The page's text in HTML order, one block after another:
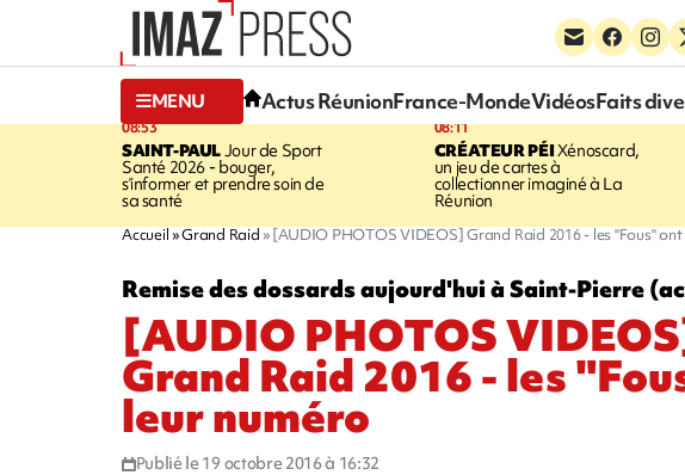
MENU Actus RéunionFrance-MondeVidéosFaits
08:53
SAINT-PAULJour de Sport
Santé 2026 - bouger,
s’informer et prendre soin de
sa santé
08:11
CRÉATEUR PÉIXénoscard,
un jeu de cartes à
collectionner imaginé à La
Réunion
Accueil Grand Raid [AUDIO PHOTOS VIDEOS] Grand Raid 2016 - les "Fous"
Remise des dossards aujourd'hui à Saint-Pierre
[AUDIO PHOTOS
Grand Raid 2016 - les
leur numéro
Publié le 19 octobre 2016 à 16:32